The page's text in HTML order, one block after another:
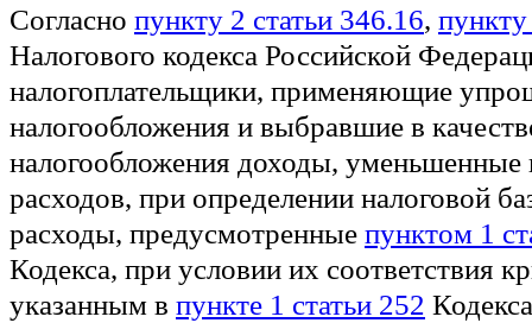
Согласно пункту 2 статьи 346.16,
Налогового кодекса Российской
налогоплательщики, применяющие
налогообложения и выбравшие в
налогообложения доходы, уменьшенные
расходов, при определении налоговой
расходы, предусмотренные пунктом 1
Кодекса, при условии их соответствия
указанным в пункте 1 статьи 252